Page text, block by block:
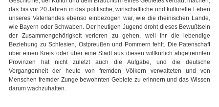
das bis vor 20 Jahren in das politische, wirtschaftliche und kulturelle Leben
unseres Vaterlandes ebenso einbezogen war, wie die rheinischen Lande,
wie Bayern oder Schwaben. Der heutigen Jugend droht dieses Bewußtsein
der Zusammengehörigkeit verloren zu gehen, weil ihr die lebendige
Beziehung zu Schlesien, Ostpreußen und Pommern fehlt. Die Patenschaft
über einen Kreis oder über eine Stadt aus diesen willkürlich abgetrennten
Provinzen hat nicht zuletzt auch die Aufgabe, und die deutsche
Vergangenheit der heute von fremden Völkern verwalteten und von
Menschen fremder Zunge bewohnten Gebiete zu erinnern und das Wissen
darum wachzuhalten.